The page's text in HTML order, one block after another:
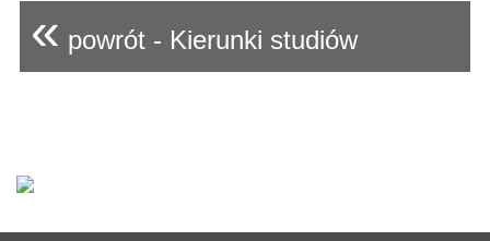
« powrót - Kierunki studiów